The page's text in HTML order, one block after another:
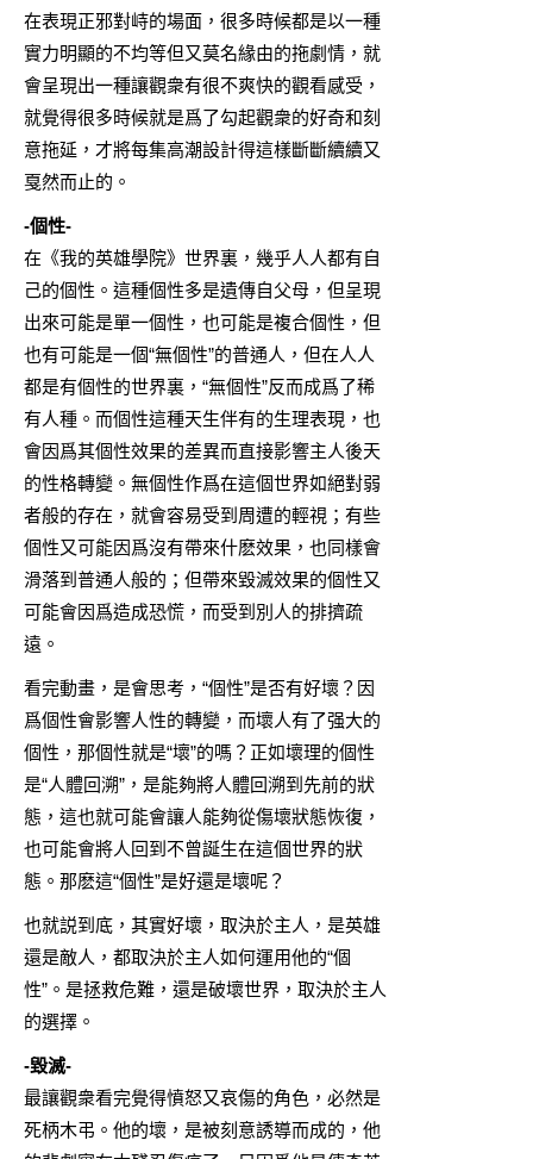
在表現正邪對峙的場面，很多時候都是以一種
實力明顯的不均等但又莫名緣由的拖劇情，就
會呈現出一種讓觀衆有很不爽快的觀看感受，
就覺得很多時候就是爲了勾起觀衆的好奇和刻
意拖延，才將每集高潮設計得這樣斷斷續續又
戛然而止的。
-個性-
在《我的英雄學院》世界裏，幾乎人人都有自
己的個性。這種個性多是遺傳自父母，但呈現
出來可能是單一個性，也可能是複合個性，但
也有可能是一個“無個性”的普通人，但在人人
都是有個性的世界裏，“無個性”反而成爲了稀
有人種。而個性這種天生伴有的生理表現，也
會因爲其個性效果的差異而直接影響主人後天
的性格轉變。無個性作爲在這個世界如絕對弱
者般的存在，就會容易受到周遭的輕視；有些
個性又可能因爲沒有帶來什麽效果，也同樣會
滑落到普通人般的；但帶來毀滅效果的個性又
可能會因爲造成恐慌，而受到別人的排擠疏
遠。
看完動畫，是會思考，“個性”是否有好壞？因
爲個性會影響人性的轉變，而壞人有了强大的
個性，那個性就是“壞”的嗎？正如壞理的個性
是“人體回溯”，是能夠將人體回溯到先前的狀
態，這也就可能會讓人能夠從傷壞狀態恢復，
也可能會將人回到不曾誕生在這個世界的狀
態。那麽這“個性”是好還是壞呢？
也就説到底，其實好壞，取決於主人，是英雄
還是敵人，都取決於主人如何運用他的“個
性”。是拯救危難，還是破壞世界，取決於主人
的選擇。
-毀滅-
最讓觀衆看完覺得憤怒又哀傷的角色，必然是
死柄木弔。他的壞，是被刻意誘導而成的，他